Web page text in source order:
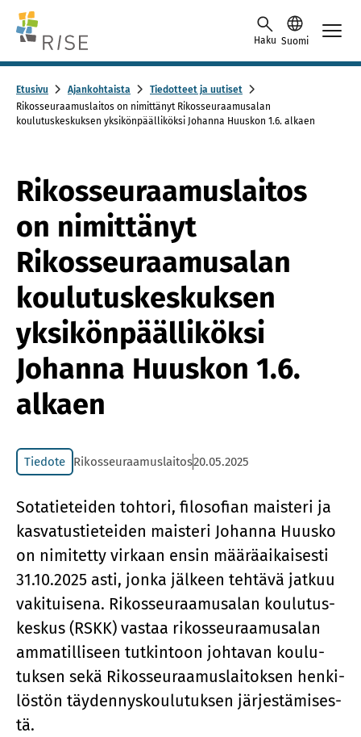
Skip to content -saavutettavuusohje
Haku Suomi
Etusivu Ajankohtaista
Tiedotteet ja uutiset
Rikosseuraamuslaitos on nimittänyt Rikosseuraamusalan
koulutuskeskuksen yksikönpäälliköksi Johanna Huuskon 1.6. alkaen
Rikosseuraamuslaitos
on nimittänyt
Rikosseuraamusalan
koulutuskeskuksen
yksikönpäälliköksi
Johanna Huuskon 1.6.
alkaen
Tiedote Rikosseuraamuslaitos20.05.2025
So­ta­tie­tei­den toh­to­ri, fi­lo­so­fian mais­te­ri ja
kas­va­tus­tie­tei­den mais­te­ri Jo­han­na Huus­ko
on ni­mi­tet­ty vir­kaan en­sin mää­rä­ai­kai­ses­ti
31.10.2025 asti, jon­ka jäl­keen teh­tä­vä jat­kuu
va­ki­tui­se­na. Ri­kos­seu­raa­musa­lan kou­lu­tus­
kes­kus (RSKK) vas­taa ri­kos­seu­raa­musa­lan
am­ma­til­li­seen tut­kin­toon joh­ta­van kou­lu­
tuk­sen sekä Ri­kos­seu­raa­mus­lai­tok­sen hen­ki­
lös­tön täy­den­nys­kou­lu­tuk­sen jär­jes­tä­mi­ses­
tä.